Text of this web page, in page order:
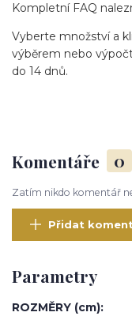
Kompletní FAQ
Vyberte množství a
výběrem nebo
do 14 dnů.
Komentáře 0
Zatím nikdo komentář
Přidat
Parametry
ROZMĚRY (cm)